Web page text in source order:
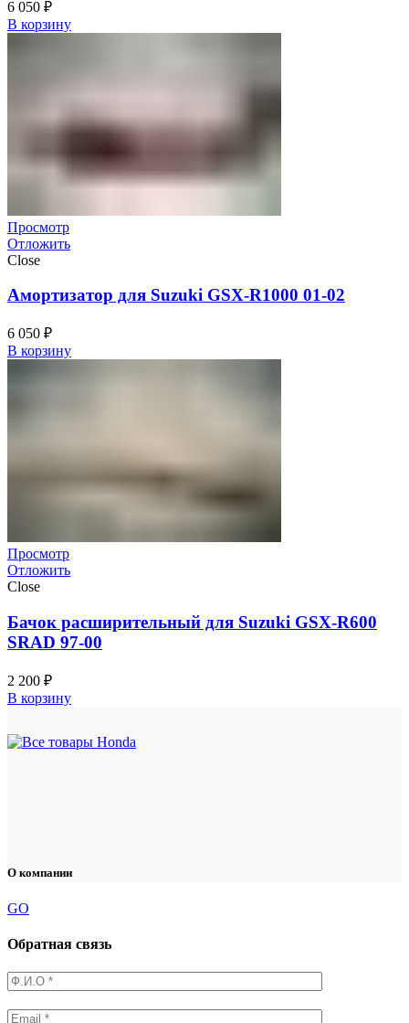
6 050 ₽
В корзину
Просмотр
Отложить
Close
Амортизатор для Suzuki GSX-R1000 01-02
6 050 ₽
В корзину
Просмотр
Отложить
Close
Бачок расширительный для Suzuki GSX-R600
SRAD 97-00
2 200 ₽
В корзину
О компании
GO
Обратная связь